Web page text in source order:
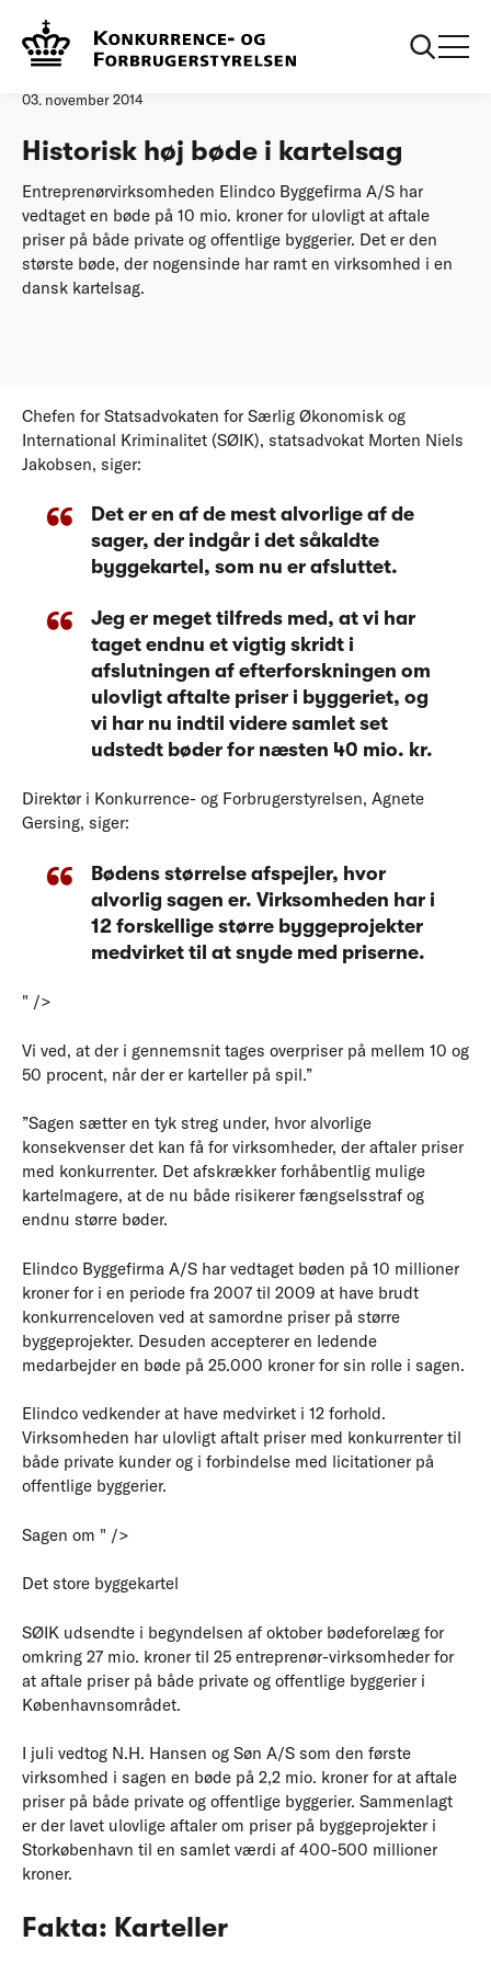
Forside
03. november 2014
Historisk høj bøde i kartelsag
Entreprenørvirksomheden Elindco Byggefirma A/S har
vedtaget en bøde på 10 mio. kroner for ulovligt at aftale
priser på både private og offentlige byggerier. Det er den
største bøde, der nogensinde har ramt en virksomhed i en
dansk kartelsag.
Chefen for Statsadvokaten for Særlig Økonomisk og
International Kriminalitet (SØIK), statsadvokat Morten Niels
Jakobsen, siger:
Det er en af de mest alvorlige af de
sager, der indgår i det såkaldte
byggekartel, som nu er afsluttet.
Jeg er meget tilfreds med, at vi har
taget endnu et vigtig skridt i
afslutningen af efterforskningen om
ulovligt aftalte priser i byggeriet, og
vi har nu indtil videre samlet set
udstedt bøder for næsten 40 mio. kr.
Direktør i Konkurrence- og Forbrugerstyrelsen, Agnete
Gersing, siger:
Bødens størrelse afspejler, hvor
alvorlig sagen er. Virksomheden har i
12 forskellige større byggeprojekter
medvirket til at snyde med priserne.
" />
Vi ved, at der i gennemsnit tages overpriser på mellem 10 og
50 procent, når der er karteller på spil.”
”Sagen sætter en tyk streg under, hvor alvorlige
konsekvenser det kan få for virksomheder, der aftaler priser
med konkurrenter. Det afskrækker forhåbentlig mulige
kartelmagere, at de nu både risikerer fængselsstraf og
endnu større bøder.
Elindco Byggefirma A/S har vedtaget bøden på 10 millioner
kroner for i en periode fra 2007 til 2009 at have brudt
konkurrenceloven ved at samordne priser på større
byggeprojekter. Desuden accepterer en ledende
medarbejder en bøde på 25.000 kroner for sin rolle i sagen.
Elindco vedkender at have medvirket i 12 forhold.
Virksomheden har ulovligt aftalt priser med konkurrenter til
både private kunder og i forbindelse med licitationer på
offentlige byggerier.
Sagen om " />
Det store byggekartel
SØIK udsendte i begyndelsen af oktober bødeforelæg for
omkring 27 mio. kroner til 25 entreprenør-virksomheder for
at aftale priser på både private og offentlige byggerier i
Københavnsområdet.
I juli vedtog N.H. Hansen og Søn A/S som den første
virksomhed i sagen en bøde på 2,2 mio. kroner for at aftale
priser på både private og offentlige byggerier. Sammenlagt
er der lavet ulovlige aftaler om priser på byggeprojekter i
Storkøbenhavn til en samlet værdi af 400-500 millioner
kroner.
Fakta: Karteller